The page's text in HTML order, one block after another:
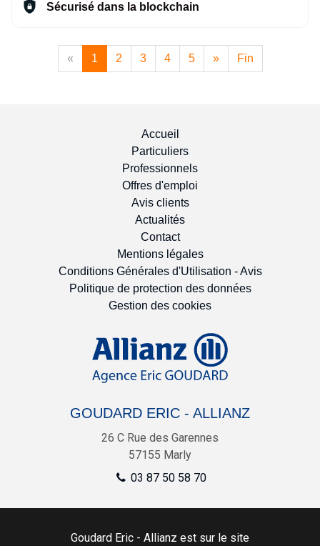
Sécurisé dans la blockchain
« 1 2 3 4 5 » Fin
Accueil
Particuliers
Professionnels
Offres d'emploi
Avis clients
Actualités
Contact
Mentions légales
Conditions Générales d'Utilisation - Avis
Politique de protection des données
Gestion des cookies
GOUDARD ERIC - ALLIANZ
26 C Rue des Garennes
57155 Marly
03 87 50 58 70
Goudard Eric - Allianz est sur le site